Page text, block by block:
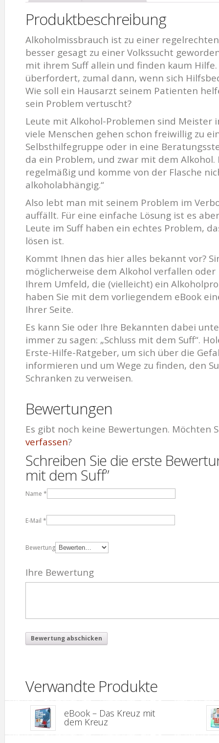
Produktbeschreibung
Alkoholmissbrauch ist zu einer
besser gesagt zu einer Volkssucht
mit ihrem Suff allein und finden kaum
überfordert, zumal dann, wenn sich
Wie soll ein Hausarzt seinem Patienten
sein Problem vertuscht?
Leute mit Alkohol-Problemen sind Meister
viele Menschen gehen schon freiwillig zu
Selbsthilfegruppe oder in eine
da ein Problem, und zwar mit dem Alkohol.
regelmäßig und komme von der Flasche
alkoholabhängig.“
Also lebt man mit seinem Problem im
auffällt. Für eine einfache Lösung ist es
Leute im Suff haben ein echtes Problem,
lösen ist.
Kommt Ihnen das hier alles bekannt vor?
möglicherweise dem Alkohol verfallen oder
Ihrem Umfeld, die (vielleicht) ein
haben Sie mit dem vorliegendem eBook
Ihrer Seite.
Es kann Sie oder Ihre Bekannten dabei
immer zu sagen: „Schluss mit dem Suff“.
Erste-Hilfe-Ratgeber, um sich über die
informieren und um Wege zu finden, den
Schranken zu verweisen.
Bewertungen
Es gibt noch keine Bewertungen. Möchten
verfassen?
Schreiben Sie die erste
mit dem Suff”
Name *
E-Mail *
Bewertung
Ihre Bewertung
Verwandte Produkte
eBook – Das Kreuz mit
dem Kreuz